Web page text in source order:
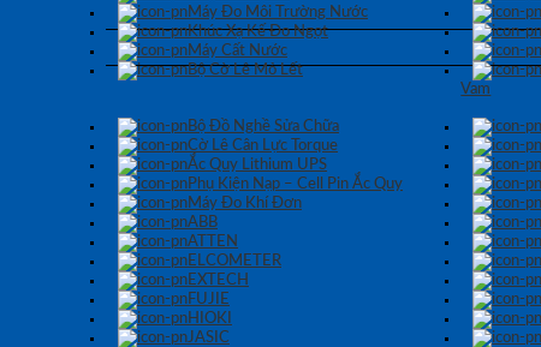
Máy Đo Môi Trường Nước
Khúc Xạ Kế Đo Ngọt
Máy Cất Nước
Bộ Cờ Lê Mỏ Lết
Vam
Bộ Đồ Nghề Sửa Chữa
Cờ Lê Cân Lực Torque
Ắc Quy Lithium UPS
Phụ Kiện Nạp – Cell Pin Ắc Quy
Máy Đo Khí Đơn
ABB
ATTEN
ELCOMETER
EXTECH
FUJIE
HIOKI
JASIC